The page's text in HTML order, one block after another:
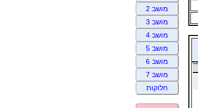
מושב 2
מושב 3
מושב 4
מושב 5
מושב 6
מושב 7
חלוקות